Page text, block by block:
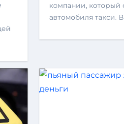
компании, который
автомобиля такси.